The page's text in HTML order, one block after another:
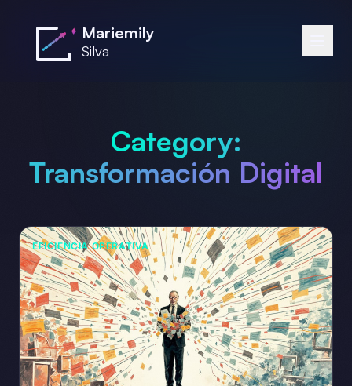
Mariemily
Silva
Category:
Transformación Digital
EFICIENCIA OPERATIVA